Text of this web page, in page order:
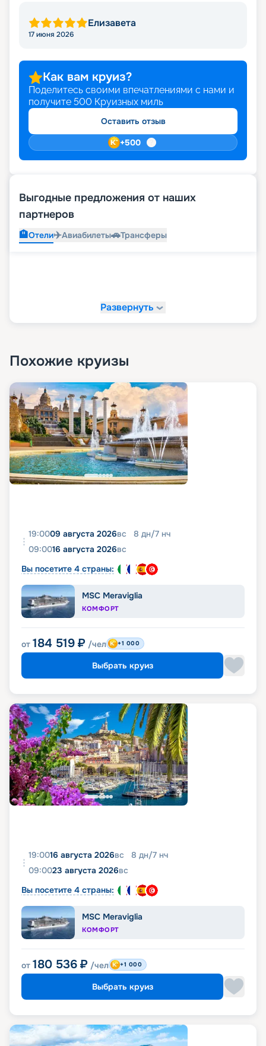
Елизавета
17 июня 2026
Как вам круиз?
Поделитесь своими впечатлениями с нами и
получите 500 Круизных миль
Оставить отзыв
+500
Выгодные предложения от наших
партнеров
🏨Отели✈️Авиабилеты🚗Трансферы
Развернуть
Похожие круизы
19:0009 августа 2026вс 8 дн/7 нч
09:0016 августа 2026вс
Вы посетите 4 страны:
MSC Meraviglia
КОМФОРТ
от 184 519 ₽ /чел +1 000
Выбрать круиз
19:0016 августа 2026вс 8 дн/7 нч
09:0023 августа 2026вс
Вы посетите 4 страны:
MSC Meraviglia
КОМФОРТ
от 180 536 ₽ /чел +1 000
Выбрать круиз